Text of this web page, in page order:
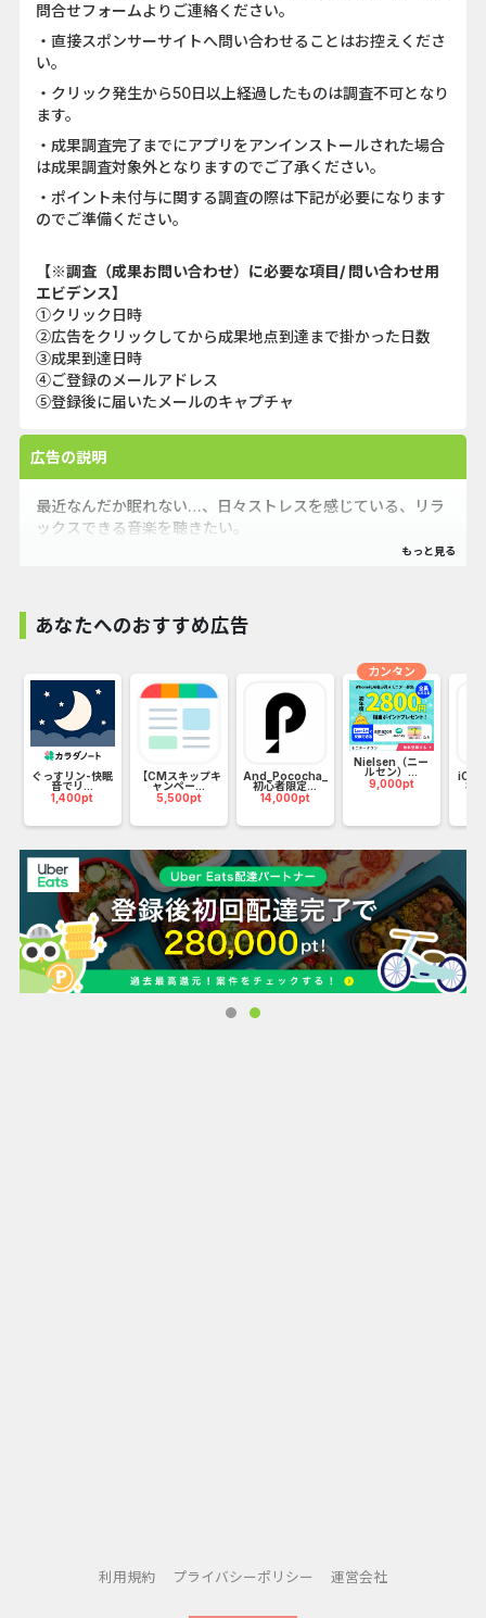
問合せフォームよりご連絡ください。
・直接スポンサーサイトへ問い合わせることはお控えくださ
い。
・クリック発生から50日以上経過したものは調査不可となり
ます。
・成果調査完了までにアプリをアンインストールされた場合
は成果調査対象外となりますのでご了承ください。
・ポイント未付与に関する調査の際は下記が必要になります
のでご準備ください。
【※調査（成果お問い合わせ）に必要な項目/ 問い合わせ用
エビデンス】
①クリック日時
②広告をクリックしてから成果地点到達まで掛かった日数
③成果到達日時
④ご登録のメールアドレス
⑤登録後に届いたメールのキャプチャ
広告の説明
最近なんだか眠れない…、日々ストレスを感じている、リラ
ックスできる音楽を聴きたい。
リラックスできる音を好きな音量で聞けます。
気持ちをリラックスさせて、自然な深い眠りにつきましょ
■43種類の癒しの音を用意
雨、小鳥、虫の声、ピアノ、ジャズ、電車内音などリラック
スできる音を集めました！
■便利なお気に入り機能
気に入った組み合わせは、「お気に入り」に登録しておけ
ば、いつでもタップするだけで聞くことができます。
■便利なタイマー機能
30、60、90分のタイマーを設定することができるので、止
め忘れも防止します。
■BGMとしても使えます！
バックグラウンドでの再生ができるので、他のアプリや操作
しながらでも、癒しの音が楽しめます。
■気に入った音は気軽にシェア
あなたへのおすすめ広告
ぐっすリン-快眠
音でリ...
1,400pt
【CMスキップキ
ャンペー...
5,500pt
And_Pococha_
初心者限定...
14,000pt
Nielsen（ニー
ルセン）...
9,000pt
カンタン
初
利用規約 プライバシーポリシー 運営会社